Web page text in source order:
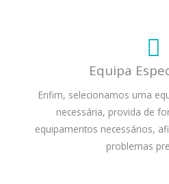
Equipa
Enfim, selecionamos uma
necessária, provida de
equipamentos necessários,
problemas